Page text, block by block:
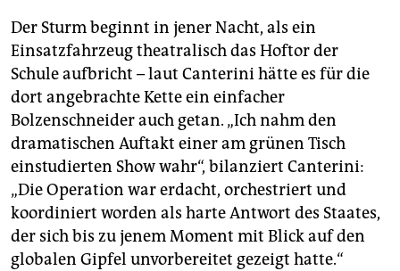
Der Sturm beginnt in jener Nacht, als ein
Einsatzfahrzeug theatralisch das Hoftor der
Schule aufbricht – laut Canterini hätte es für die
dort angebrachte Kette ein einfacher
Bolzenschneider auch getan. „Ich nahm den
dramatischen Auftakt einer am grünen Tisch
einstudierten Show wahr“, bilanziert Canterini:
„Die Operation war erdacht, orchestriert und
koordiniert worden als harte Antwort des Staates,
der sich bis zu jenem Moment mit Blick auf den
globalen Gipfel unvorbereitet gezeigt hatte.“